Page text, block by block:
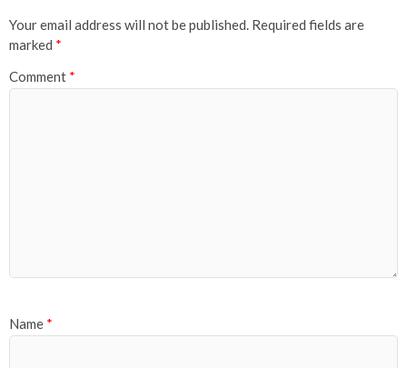
Your email address will not be published. Required fields are
marked *
Comment *
Name *